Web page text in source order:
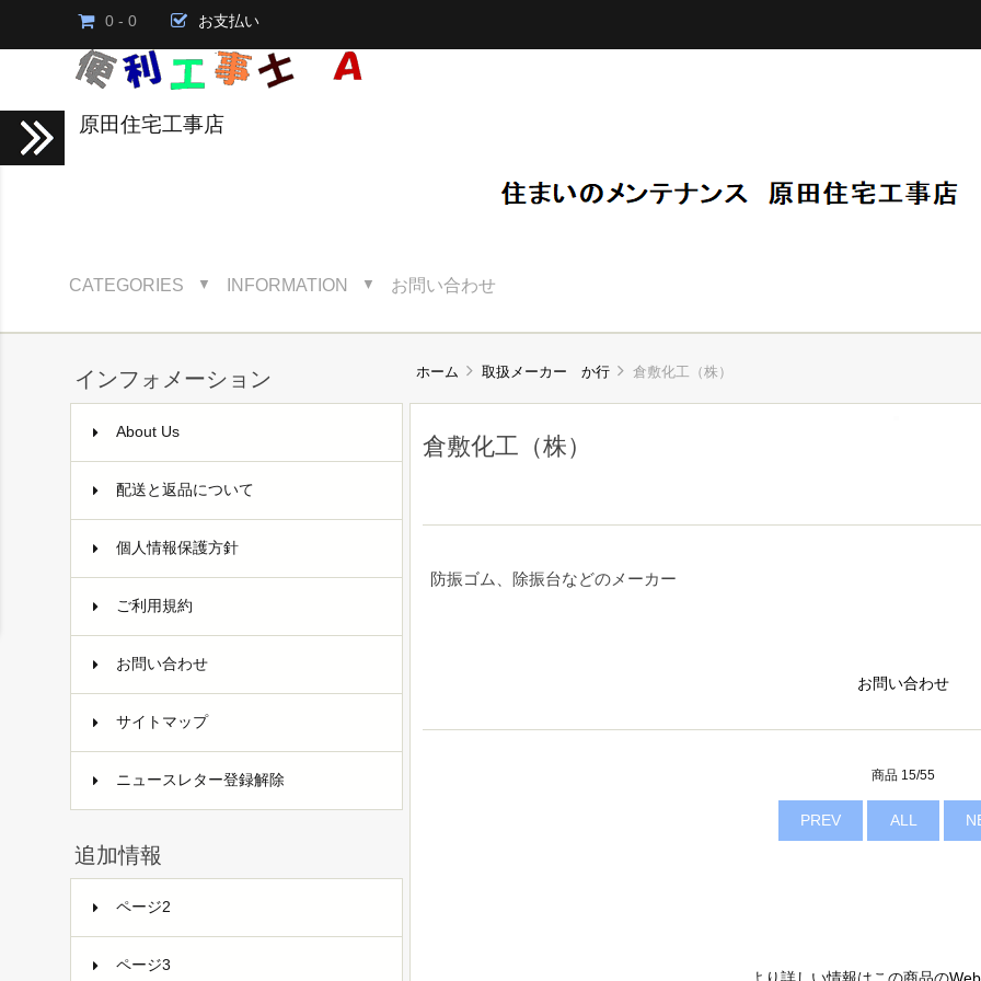
0 - 0 お支払い
原田住宅工事店
CATEGORIES ▼ INFORMATION ▼ お問い合わせ
インフォメーション
About Us
配送と返品について
個人情報保護方針
ご利用規約
お問い合わせ
サイトマップ
ニュースレター登録解除
追加情報
ページ2
ページ3
ホーム 取扱メーカー か行 倉敷化工（株）
倉敷化工（株）
防振ゴム、除振台などのメーカー
お問い合わせ
商品 15/55
PREV ALL